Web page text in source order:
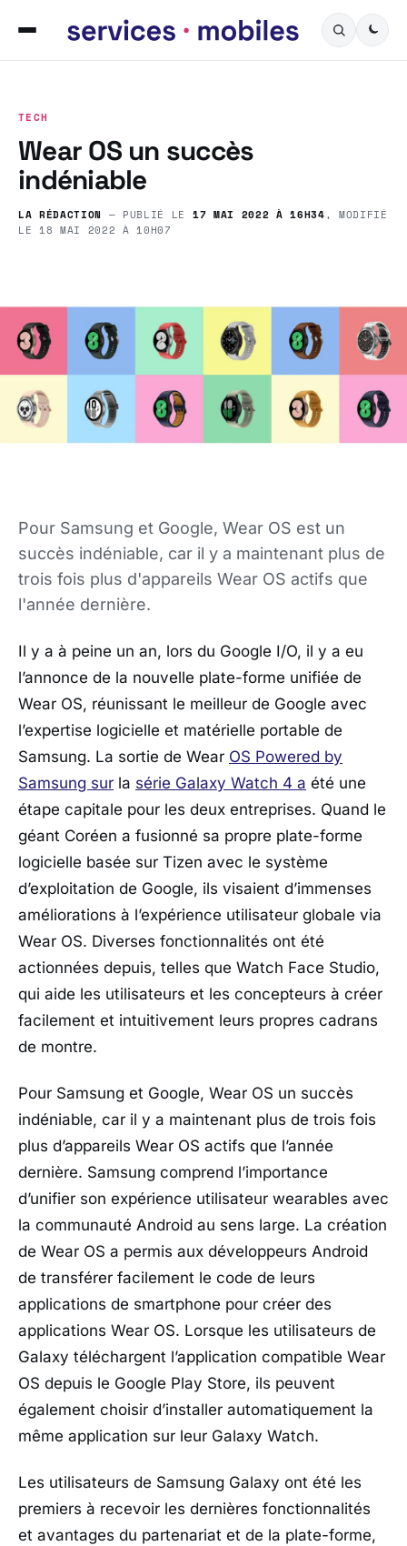
TECH
Wear OS un succès
indéniable
LA RÉDACTION — PUBLIÉ LE 17 MAI 2022 À 16H34, MODIFIÉ
LE18 MAI 2022 À 10H07
Pour Samsung et Google, Wear OS est un
succès indéniable, car il y a maintenant plus de
trois fois plus d'appareils Wear OS actifs que
l'année dernière.
Il y a à peine un an, lors du Google I/O, il y a eu
l’annonce de la nouvelle plate-forme unifiée de
Wear OS, réunissant le meilleur de Google avec
l’expertise logicielle et matérielle portable de
Samsung. La sortie de Wear OS Powered by
Samsung sur la série Galaxy Watch 4 a été une
étape capitale pour les deux entreprises. Quand le
géant Coréen a fusionné sa propre plate-forme
logicielle basée sur Tizen avec le système
d’exploitation de Google, ils visaient d’immenses
améliorations à l’expérience utilisateur globale via
Wear OS. Diverses fonctionnalités ont été
actionnées depuis, telles que Watch Face Studio,
qui aide les utilisateurs et les concepteurs à créer
facilement et intuitivement leurs propres cadrans
de montre.
Pour Samsung et Google, Wear OS un succès
indéniable, car il y a maintenant plus de trois fois
plus d’appareils Wear OS actifs que l’année
dernière. Samsung comprend l’importance
d’unifier son expérience utilisateur wearables avec
la communauté Android au sens large. La création
de Wear OS a permis aux développeurs Android
de transférer facilement le code de leurs
applications de smartphone pour créer des
applications Wear OS. Lorsque les utilisateurs de
Galaxy téléchargent l’application compatible Wear
OS depuis le Google Play Store, ils peuvent
également choisir d’installer automatiquement la
même application sur leur Galaxy Watch.
Les utilisateurs de Samsung Galaxy ont été les
premiers à recevoir les dernières fonctionnalités
et avantages du partenariat et de la plate-forme,